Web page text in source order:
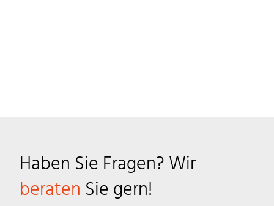
Haben Sie Fragen? Wir
beraten Sie gern!